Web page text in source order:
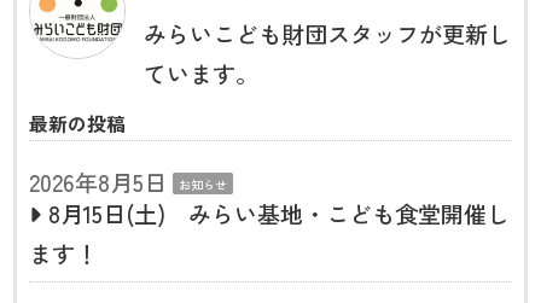
みらいこども財団スタッフが更新し
ています。
最新の投稿
2026年8月5日 お知らせ
8月15日(土) みらい基地・こども食堂開催し
ます！